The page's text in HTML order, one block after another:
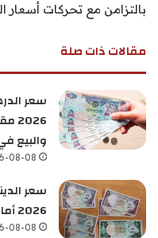
بالتزامن مع تحركات
مقالات ذات صلة
والبيع
08-08
2026 أمام الجنيه.. استقرار في البنوك
08-08